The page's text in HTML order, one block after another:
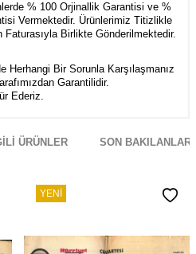
% 100 Orjinallik Garantisi ve %
Vermektedir. Ürünlerimiz Titizlikle
Birlikte Gönderilmektedir.
Herhangi Bir Sorunla Karşılaşmanız
Garantilidir.
Ederiz.
ÜRÜNLER SON BAKILANLAR
YENI